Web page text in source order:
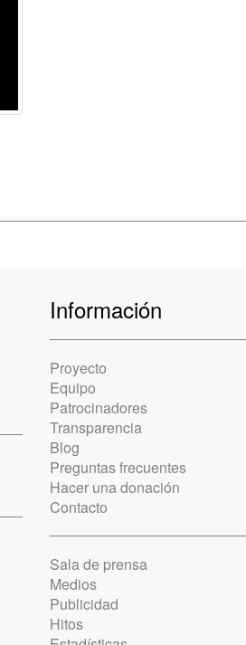
Información
Proyecto
Equipo
Patrocinadores
Transparencia
Blog
Preguntas frecuentes
Hacer una donación
Contacto
Sala de prensa
Medios
Publicidad
Hitos